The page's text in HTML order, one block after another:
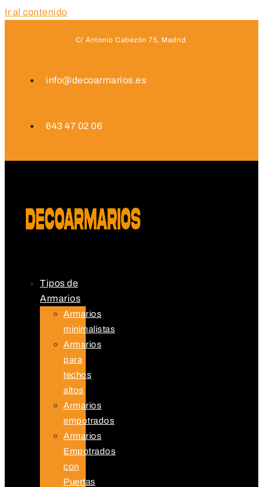
Ir al contenido
C/ Antonio Cabezón 75, Madrid.
info@decoarmarios.es
643 47 02 06
Tipos de
Armarios
Armarios
minimalistas
Armarios
para
techos
altos
Armarios
empotrados
Armarios
Empotrados
con
Puertas